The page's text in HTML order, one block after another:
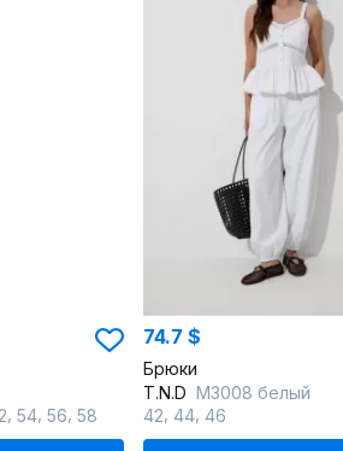
54 56 58
74.7 $
Брюки
T.N.D М3008 белый
42 44 46